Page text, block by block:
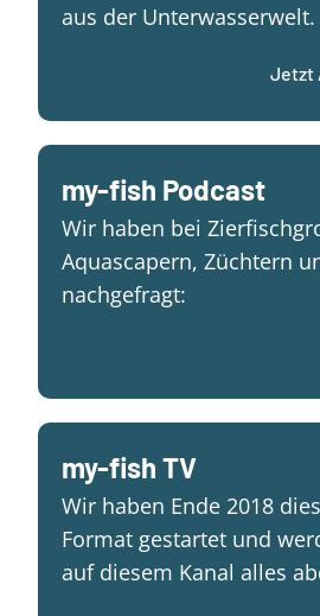
aus der Unterwasserwelt.
Jetzt
my-fish Podcast
Wir haben bei
Aquascapern, Züchtern
nachgefragt:
my-fish TV
Wir haben Ende 2018
Format gestartet und
auf diesem Kanal alles